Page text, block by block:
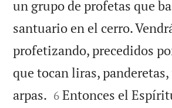
un grupo de profetas que
santuario en el cerro.
profetizando, precedidos
que tocan liras,
arpas. 

6 Entonces el